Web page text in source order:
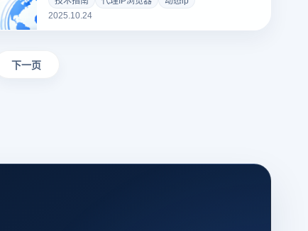
配，详解设置方法与核心逻辑。
2025.10.24
下一页